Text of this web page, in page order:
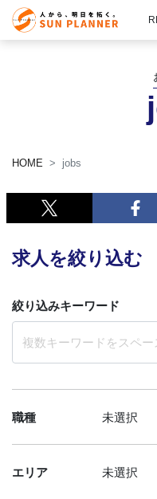
HOME jobs
求人を絞り込む
絞り込みキーワード
職種 未選択
エリア 未選択